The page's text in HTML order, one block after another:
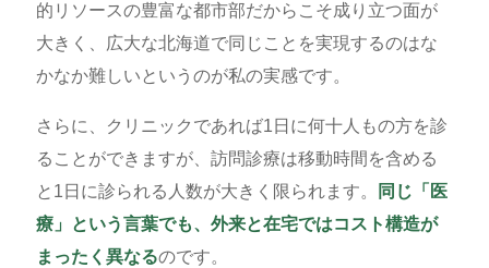
的リソースの豊富な都市部だからこそ成り立つ面が
大きく、広大な北海道で同じことを実現するのはな
かなか難しいというのが私の実感です。
さらに、クリニックであれば1日に何十人もの方を診
ることができますが、訪問診療は移動時間を含める
と1日に診られる人数が大きく限られます。
同じ「医
療」という言葉でも、外来と在宅ではコスト構造が
まったく異なるのです。